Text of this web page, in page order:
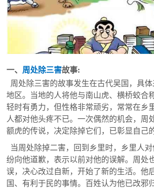
一、 周处除三害故事:
周处除三害的故事发生在古代吴国，具
地区。当地的人将他与南山虎、横桥蛟合
轻时有勇力，但性格非常顽劣，常常在乡
人都对他头疼不已。一次偶然的机会，周
额虎的传说，决定除掉它们，已彰显自己
当周处除掉二害，回到乡里时，乡里人
纷向他道歉，表示以前对他的误解。周处
误，决心改过自新，开始了新的生活。他
国、有利于民的事情。百姓认为他已改邪